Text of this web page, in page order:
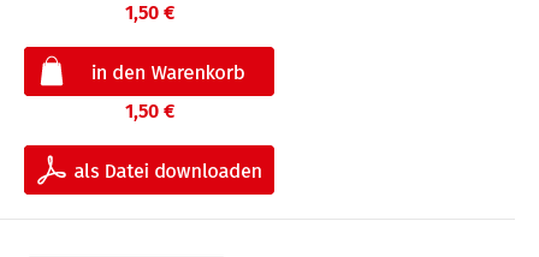
1,50 €
1,50 €